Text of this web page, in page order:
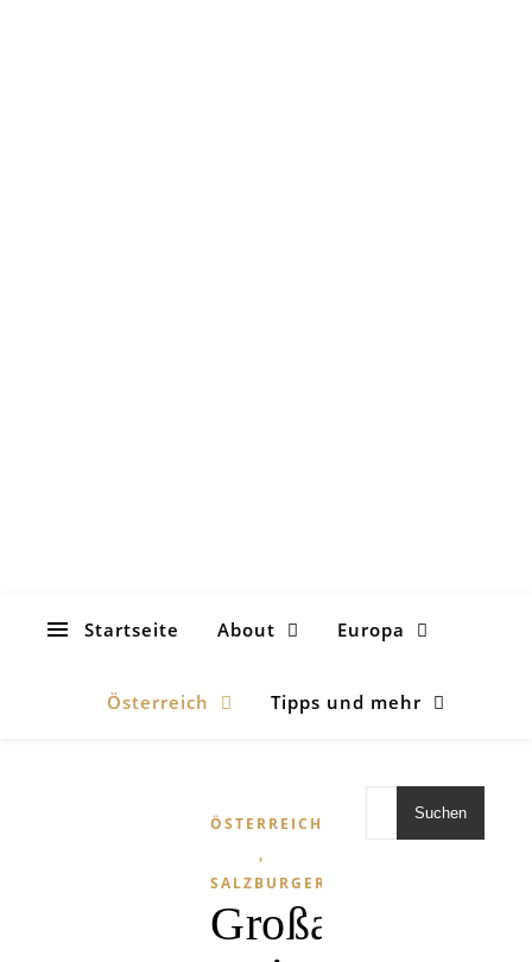
Startseite About Europa
Österreich Tipps und mehr
ÖSTERREICH
,
SALZBURGERLAND
Großarltal
Suchen